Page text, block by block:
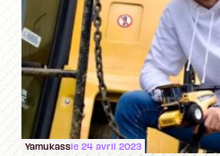
Yamukassle 24 avril 2023